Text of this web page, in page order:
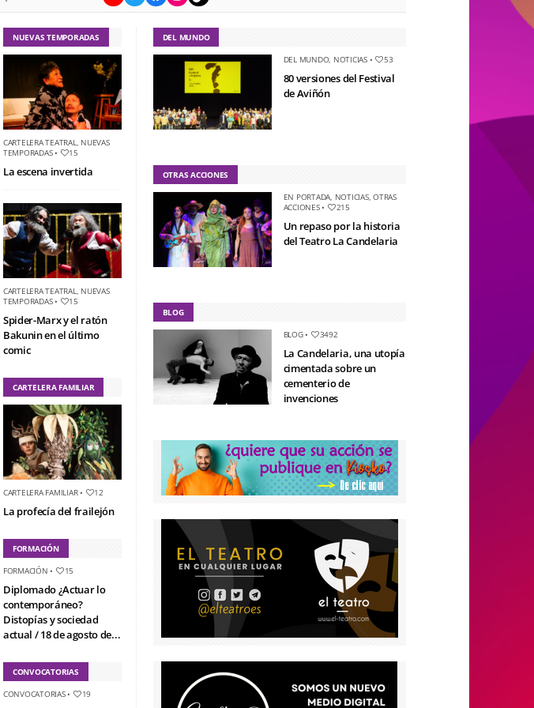
NUEVAS TEMPORADAS
CARTELERA TEATRAL, NUEVAS
TEMPORADAS• 15
La escena invertida
CARTELERA TEATRAL, NUEVAS
TEMPORADAS• 15
Spider-Marx y el ratón
Bakunin en el último
comic
CARTELERA FAMILIAR
CARTELERA FAMILIAR• 12
La profecía del frailejón
FORMACIÓN
FORMACIÓN • 15
Diplomado ¿Actuar lo
contemporáneo?
Distopías y sociedad
actual / 18 de agosto de...
CONVOCATORIAS
CONVOCATORIAS• 19
DEL MUNDO
DEL MUNDO, NOTICIAS• 53
80 versiones del Festival
de Aviñón
OTRAS ACCIONES
EN PORTADA, NOTICIAS,OTRAS
ACCIONES• 215
Un repaso por la historia
del Teatro La Candelaria
BLOG
BLOG• 3492
La Candelaria, una utopía
cimentada sobre un
cementerio de
invenciones